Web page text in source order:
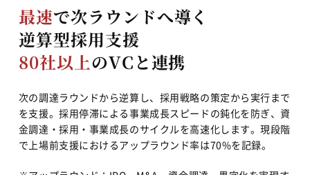
最速で次ラウンドへ導く
逆算型採用支援
80社以上のVCと連携
次の調達ラウンドから逆算し、採用戦略の策定から実行まで
を支援。採用停滞による事業成長スピードの鈍化を防ぎ、資
金調達・採用・事業成長のサイクルを高速化します。現段階
で上場前支援におけるアップラウンド率は70%を記録。